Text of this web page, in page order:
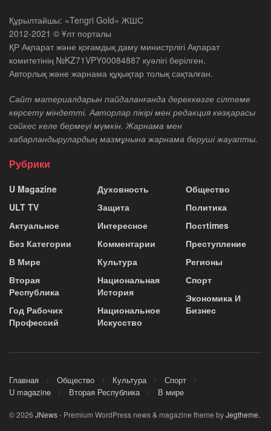
Құрылтайшы: «Tengri Gold» ЖШС
2012-2021 © Ұлт порталы
ҚР Ақпарат және қоғамдық даму министрлігі Ақпарат
комитетінің №KZ71VPY00084887 куәлігі берілген.
Авторлық және жарнама құқықтар толық сақталған.
Сайт материалдарын пайдаланғанда дереккөзге сілтеме
көрсету міндетті. Авторлар пікірі мен редакция көзқарасы
сәйкес келе бермеуі мүмкін. Жарнама мен
хабарландырулардың мазмұнына жарнама беруші жауапты.
Рубрики
U Magazine
ULT TV
Актуальное
Без Категории
В Мире
Вторая
Республика
Год Рабочих
Профессий
Духовность
Защита
Интересное
Комментарии
Культура
Национальная
История
Национальное
Искусство
Общество
Политика
Постtimes
Преступление
Регионы
Спорт
Экономика И
Бизнес
Главная Общество Культура
Спорт
U magazine
Вторая Республика В мире
© 2026 JNews- Premium WordPress news & magazine theme byJegtheme.